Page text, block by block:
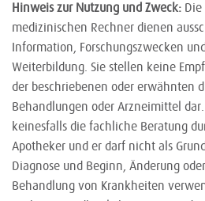
Hinweis zur Nutzung und Zweck:
medizinischen Rechner dienen
Information, Forschungszwecken
Weiterbildung. Sie stellen keine
der beschriebenen oder erwähnten
Behandlungen oder Arzneimittel
keinesfalls die fachliche Beratung
Apotheker und er darf nicht als
Diagnose und Beginn, Änderung
Behandlung von Krankheiten